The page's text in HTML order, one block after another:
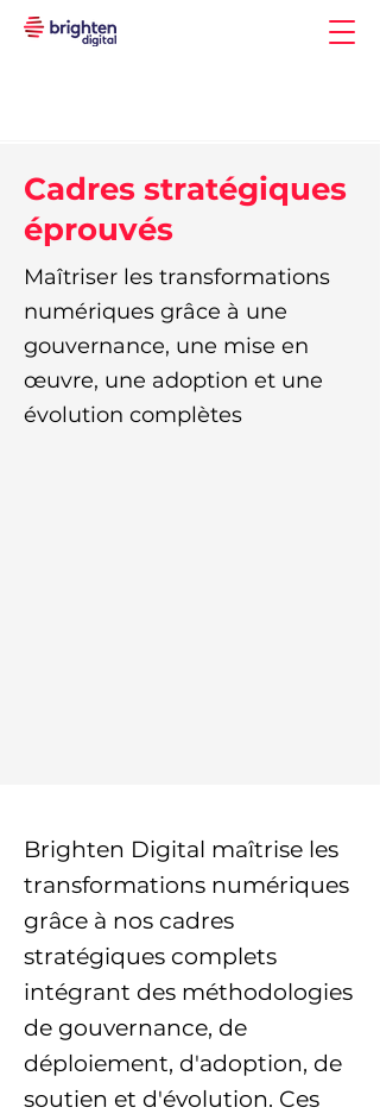
Cadres stratégiques
éprouvés
Maîtriser les transformations
numériques grâce à une
gouvernance, une mise en
œuvre, une adoption et une
évolution complètes
Brighten Digital maîtrise les
transformations numériques
grâce à nos cadres
stratégiques complets
intégrant des méthodologies
de gouvernance, de
déploiement, d'adoption, de
soutien et d'évolution. Ces